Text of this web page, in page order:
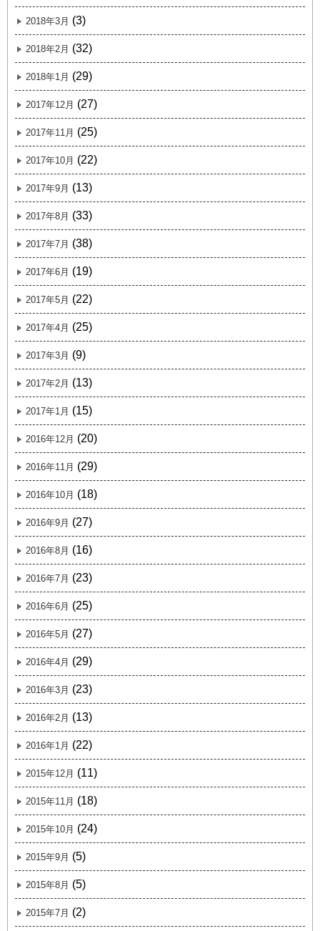
2018年3月 (3)
2018年2月 (32)
2018年1月 (29)
2017年12月 (27)
2017年11月 (25)
2017年10月 (22)
2017年9月 (13)
2017年8月 (33)
2017年7月 (38)
2017年6月 (19)
2017年5月 (22)
2017年4月 (25)
2017年3月 (9)
2017年2月 (13)
2017年1月 (15)
2016年12月 (20)
2016年11月 (29)
2016年10月 (18)
2016年9月 (27)
2016年8月 (16)
2016年7月 (23)
2016年6月 (25)
2016年5月 (27)
2016年4月 (29)
2016年3月 (23)
2016年2月 (13)
2016年1月 (22)
2015年12月 (11)
2015年11月 (18)
2015年10月 (24)
2015年9月 (5)
2015年8月 (5)
2015年7月 (2)